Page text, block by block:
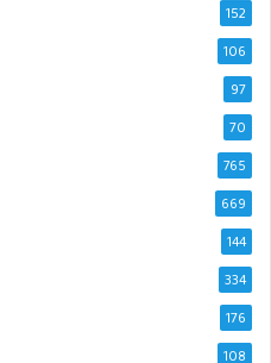
152
106
97
70
765
669
144
334
176
108